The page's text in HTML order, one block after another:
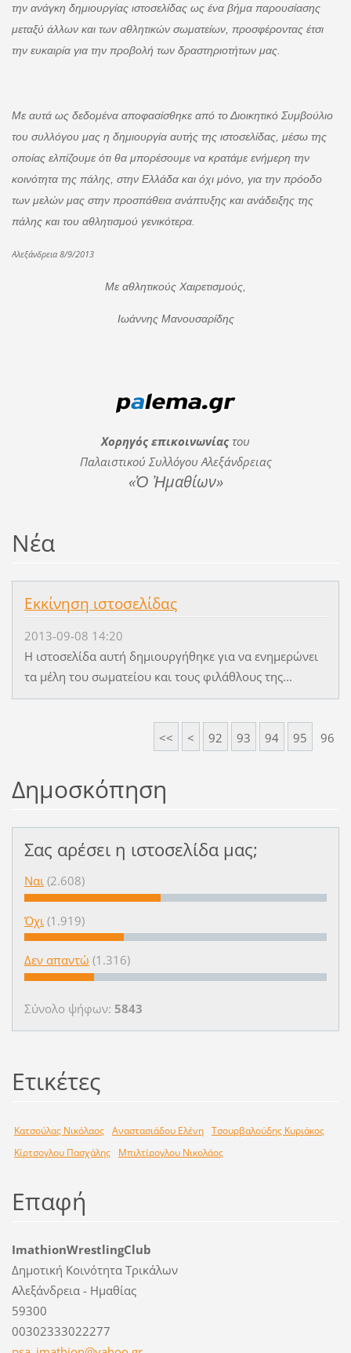
την ανάγκη δημιουργίας ιστοσελίδας ως ένα βήμα παρουσίασης
μεταξύ άλλων και των αθλητικών σωματείων, προσφέροντας έτσι
την ευκαιρία για την προβολή των δραστηριοτήτων μας.
Με αυτά ως δεδομένα αποφασίσθηκε από το Διοικητικό Συμβούλιο
του συλλόγου μας η δημιουργία αυτής της ιστοσελίδας, μέσω της
οποίας ελπίζουμε ότι θα μπορέσουμε να κρατάμε ενήμερη την
κοινότητα της πάλης, στην Ελλάδα και όχι μόνο, για την πρόοδο
των μελών μας στην προσπάθεια ανάπτυξης και ανάδειξης της
πάλης και του αθλητισμού γενικότερα.
Αλεξάνδρεια 8/9/2013
Με αθλητικούς Χαιρετισμούς,
Ιωάννης Μανουσαρίδης
Χορηγός επικοινωνίαςτου
Παλαιστικού Συλλόγου Αλεξάνδρειας
«Ὁ Ἠμαθίων»
Νέα
Εκκίνηση ιστοσελίδας
2013-09-08 14:20
Η ιστοσελίδα αυτή δημιουργήθηκε για να ενημερώνει
τα μέλη του σωματείου και τους φιλάθλους της...
<< < 92 93 94 95 96
Δημοσκόπηση
Σας αρέσει η ιστοσελίδα μας;
Ναι (2.608)
Όχι (1.919)
Δεν απαντώ (1.316)
Σύνολο ψήφων: 5843
Ετικέτες
Κατσούλας Νικόλαος Αναστασιάδου Ελένη Τσουρβαλούδης Κυριάκος
Κίρτσογλου Πασχάλης
Μπιλτίρογλου Νικολάος
Επαφή
ImathionWrestlingClub
Δημοτική Κοινότητα Τρικάλων
Αλεξάνδρεια - Ημαθίας
59300
00302333022277